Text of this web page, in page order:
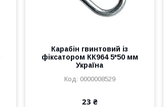
Карабін гвинтовий із
фіксатором КК964 5*50 мм
Україна
0000008529
23 ₴